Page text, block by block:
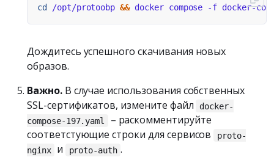
cd /opt/protoobp &&
Дождитесь успешного скачивания новых
образов.
Важно.В случае использования собственных
SSL-сертификатов, измените файл
docker-
compose-197.yaml
– раскомментируйте
соответстующие строки для сервисов
proto-
nginx
и proto-auth .